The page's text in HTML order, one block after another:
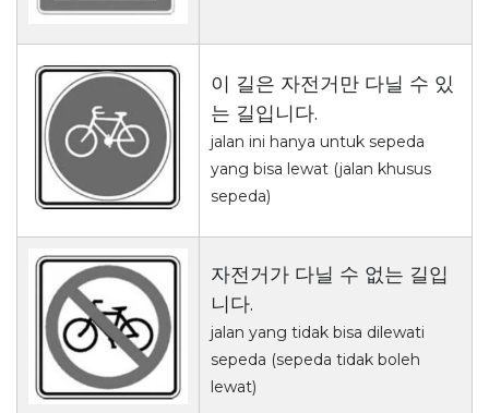
이 길은 자전거만 다닐 수 있
는 길입니다.
jalan ini hanya untuk sepeda
yang bisa lewat (jalan khusus
sepeda)
자전거가 다닐 수 없는 길입
니다.
jalan yang tidak bisa dilewati
sepeda (sepeda tidak boleh
lewat)